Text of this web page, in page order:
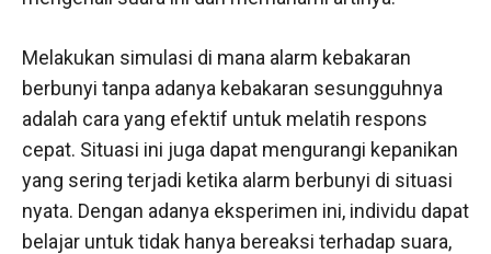
Melakukan simulasi di mana alarm kebakaran
berbunyi tanpa adanya kebakaran sesungguhnya
adalah cara yang efektif untuk melatih respons
cepat. Situasi ini juga dapat mengurangi kepanikan
yang sering terjadi ketika alarm berbunyi di situasi
nyata. Dengan adanya eksperimen ini, individu dapat
belajar untuk tidak hanya bereaksi terhadap suara,